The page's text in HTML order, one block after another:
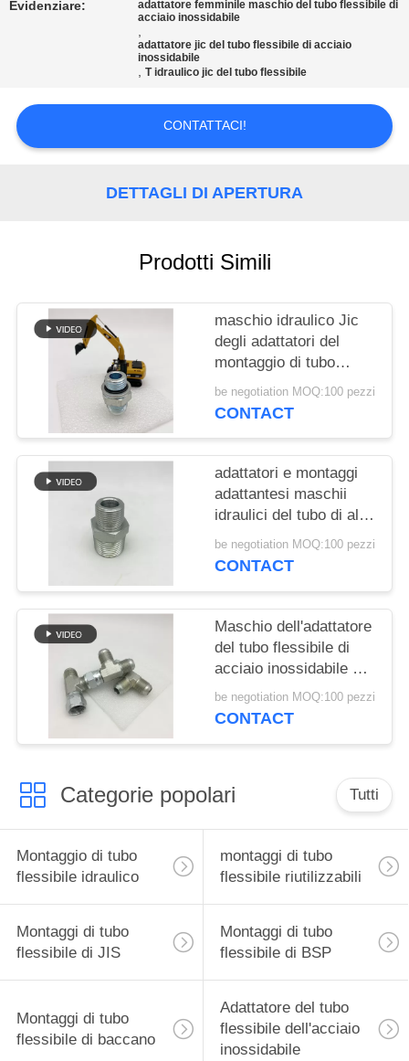
RICHIEDA
CITAZIONE
MAPPA
Evidenziare:
adattatore femminile maschio del tubo flessibile di
acciaio inossidabile
,
adattatore jic del tubo flessibile di acciaio
inossidabile
,T idraulico jic del tubo flessibile
CONTATTACI!
DETTAGLI DI APERTURA
Prodotti Simili
maschio idraulico Jic
degli adattatori del
montaggio di tubo
flessibile 1jh alla O
metrica Ring Straight
be negotiation MOQ:100 pezzi
CONTACT
adattatori e montaggi
adattantesi maschii
idraulici del tubo di alta
qualità maschio di 1N
NPT per la stampa di
be negotiation MOQ:100 pezzi
CONTACT
Maschio dell'adattatore
del tubo flessibile di
acciaio inossidabile di
Jic e montaggi idraulici
femminili del T
be negotiation MOQ:100 pezzi
CONTACT
Categorie popolari Tutti
Montaggio di tubo
flessibile idraulico
montaggi di tubo
flessibile riutilizzabili
Montaggi di tubo
flessibile di JIS
Montaggi di tubo
flessibile di BSP
Montaggi di tubo
flessibile di baccano
Adattatore del tubo
flessibile dell'acciaio
inossidabile